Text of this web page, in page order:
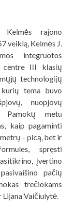
rajono
veiklą, Kelmės J.
integruotos
centre III klasių
technologijų
tema buvo
nuopjovų
Pamokų metu
kaip pagaminti
– picą, bet ir
spręsti
įvertino
pačių
trečiokams
Vaičiulytė.